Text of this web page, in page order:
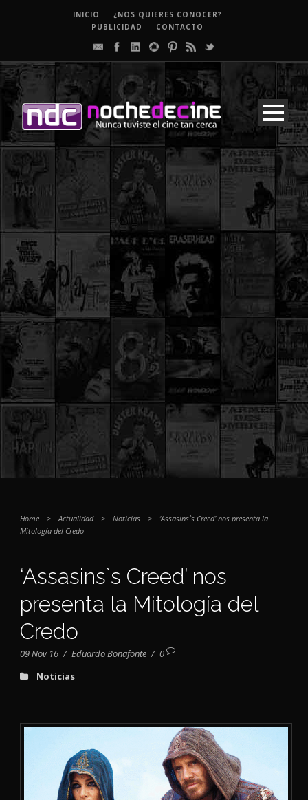
INICIO
¿NOS QUIERES CONOCER?
PUBLICIDAD
CONTACTO
Home > Actualidad > Noticias >
‘Assasins`s Creed’ nos presenta la
Mitología del Credo
‘Assasins`s Creed’ nos
presenta la Mitología del
Credo
09 Nov 16 / Eduardo Bonafonte / 0
Noticias